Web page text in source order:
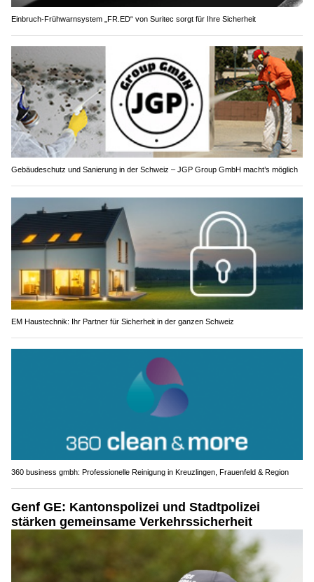
Einbruch-Frühwarnsystem „FR.ED“ von Suritec sorgt für Ihre Sicherheit
Gebäudeschutz und Sanierung in der Schweiz – JGP Group GmbH macht’s möglich
EM Haustechnik: Ihr Partner für Sicherheit in der ganzen Schweiz
360 business gmbh: Professionelle Reinigung in Kreuzlingen, Frauenfeld & Region
Genf GE: Kantonspolizei und Stadtpolizei
stärken gemeinsame Verkehrssicherheit